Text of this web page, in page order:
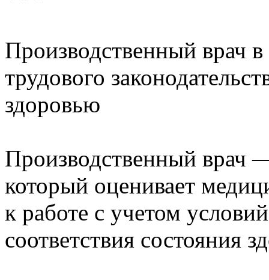
Производственный врач
трудового
здоровью
Производственный врач
который оценивает
к работе с учетом
соответствия состояния